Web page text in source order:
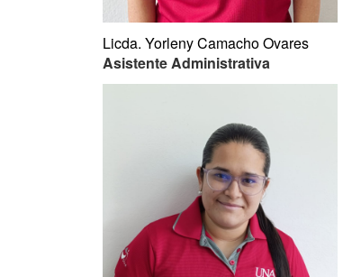
Licda. Yorleny Camacho Ovares
Asistente Administrativa